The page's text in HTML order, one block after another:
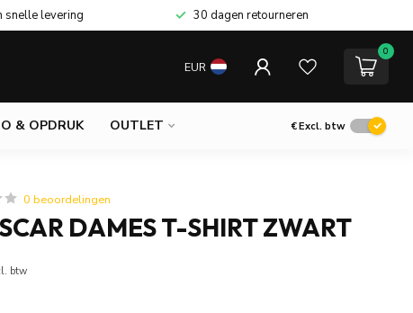
snelle levering 30 dagen retourneren
EUR
0
& OPDRUK OUTLET €Excl. btw
0 beoordelingen
DAMES T-SHIRT ZWART
btw